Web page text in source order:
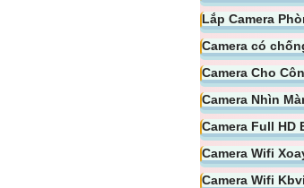
Lắp Camera
Camera có
Camera Cho
Camera Nhìn
Camera Full HD
Camera Wifi
Camera Wifi